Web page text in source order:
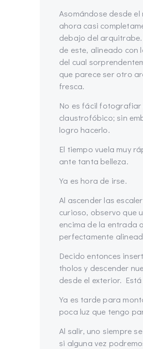
Asomándose desde
ahora casi
debajo del
de este, alineado con
del cual
que parece ser otro
fresca.
No es fácil fotografiar
claustrofóbico; sin
logro hacerlo.
El tiempo vuela muy
ante tanta belleza.
Ya es hora de irse.
Al ascender las
curioso, observo que
encima de la entrada
perfectamente
Decido entonces
tholos y descender
desde el exterior.
Ya es tarde para
poca luz que tengo
Al salir, uno siempre
si alguna vez